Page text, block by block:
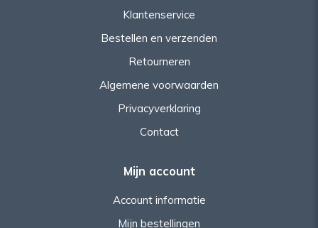
Klantenservice
Bestellen en verzenden
Retourneren
Algemene voorwaarden
Privacyverklaring
Contact
Mijn account
Account informatie
Mijn bestellingen